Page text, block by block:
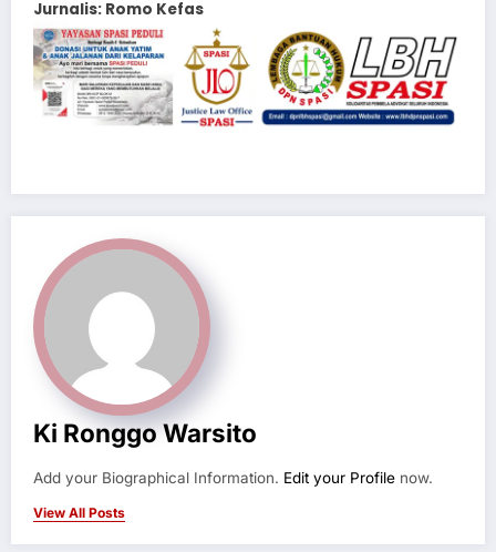
Jurnalis: Romo Kefas
Ki Ronggo Warsito
Add your Biographical Information. Edit your Profile now.
View All Posts